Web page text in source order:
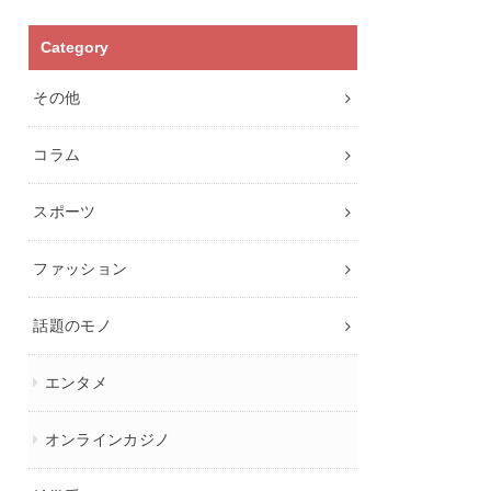
Category
その他
コラム
スポーツ
ファッション
話題のモノ
エンタメ
オンラインカジノ